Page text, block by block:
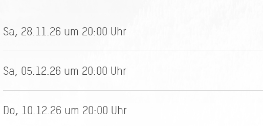
Sa, 28.11.26 um 20:00 Uhr
Sa, 05.12.26 um 20:00 Uhr
Do, 10.12.26 um 20:00 Uhr